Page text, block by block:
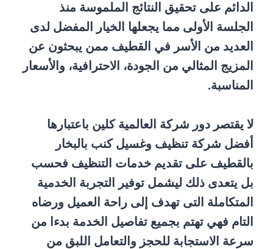
الدائم على تحقيق النتائج الملموسة منذ
الجلسة الأولى مما يجعلها الخيار المفضل لدى
العديد من الأسر في القطيف ممن يبحثون عن
المزيج المثالي من الجودة، الاحترافية، والأسعار
المناسبة.
لا يقتصر دور شركة العالمية كلين باعتبارها
أفضل شركة تنظيف وغسيل كنب بالبخار
بالقطيف على تقديم خدمات التنظيف فحسب
بل يتعدى ذلك ليشمل توفير التجربة الخدمية
المتكاملة التى تهدف إلى راحة العميل ورضاه
التام فهي تهتم بجميع تفاصيل الخدمة بدءا من
سرعة الاستجابة للحجز والتعامل اللبق من